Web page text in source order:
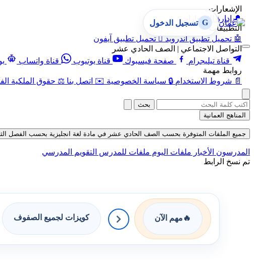
الإشعارات
🔔 إدارة الإشعارات
التطبيقات
🤖 تحميل تطبيق أندرويد  تحميل تطبيق آيفون
التواصل الاجتماعي | الصف الحادي عشر
قناة تيليجرام
صفحة فيسبوك قناة يوتيوب قناة واتساب
روابط مهمة
📄 شروط الاستخدام 🔒 سياسة الخصوصية ✉️ اتصل بنا ⚖️ حقوق الملكية
G تسجيل الدخول
بحث
المناهج العمانية
جميع الملفات المتوفرة بحسب الصف الحادي عشر في مادة لغة انجليزية بحسب الفصل الثاني في
المدرسون الأخبار ملفات اليوم ملفات للمدرس التقويم المدرسي
تم نسخ الرابط
🔥 مهم الآن كويزات لجميع الصفوف